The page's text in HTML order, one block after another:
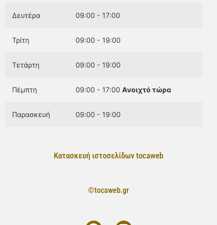
Δευτέρα 09:00 - 17:00
Τρίτη 09:00 - 19:00
Τετάρτη 09:00 - 19:00
Πέμπτη 09:00 - 17:00 Ανοιχτό τώρα
Παρασκευή 09:00 - 19:00
Κατασκευή ιστοσελίδων tocaweb
©tocaweb.gr